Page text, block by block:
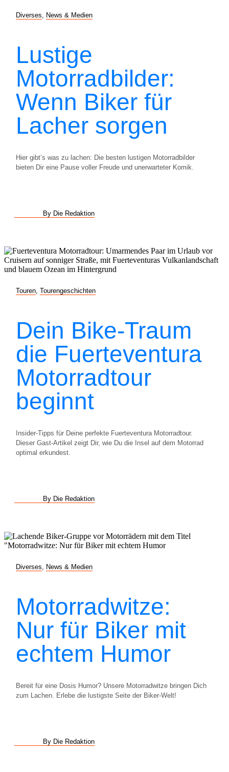
Diverses News & Medien
Lustige
Motorradbilder:
Wenn Biker für
Lacher sorgen
Hier gibt’s was zu lachen: Die besten lustigen Motorradbilder
bieten Dir eine Pause voller Freude und unerwarteter Komik.
By Die Redaktion
Touren Tourengeschichten
Dein Bike-Traum
die Fuerteventura
Motorradtour
beginnt
Insider-Tipps für Deine perfekte Fuerteventura Motorradtour.
Dieser Gast-Artikel zeigt Dir, wie Du die Insel auf dem Motorrad
optimal erkundest.
By Die Redaktion
Diverses News & Medien
Motorradwitze:
Nur für Biker mit
echtem Humor
Bereit für eine Dosis Humor? Unsere Motorradwitze bringen Dich
zum Lachen. Erlebe die lustigste Seite der Biker-Welt!
By Die Redaktion